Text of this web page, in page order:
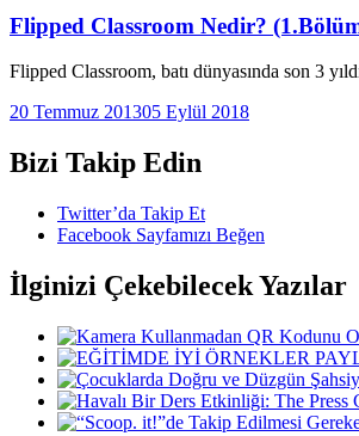
Flipped Classroom Nedir?
Flipped Classroom, batı dünyasında son 3
20 Temmuz 201305 Eylül 2018
Bizi Takip Edin
Twitter’da Takip Et
Facebook Sayfamızı Beğen
İlginizi Çekebilecek Yazılar